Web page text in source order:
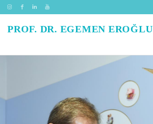
PROF. DR. EGEMEN EROĞLU